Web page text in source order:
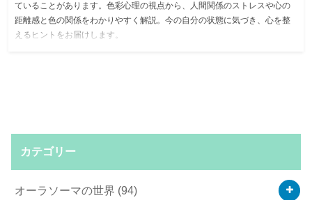
ていることがあります。色彩心理の視点から、人間関係のストレスや心の
距離感と色の関係をわかりやすく解説。今の自分の状態に気づき、心を整
えるヒントをお届けします。
カテゴリー
オーラソーマの世界 (94)